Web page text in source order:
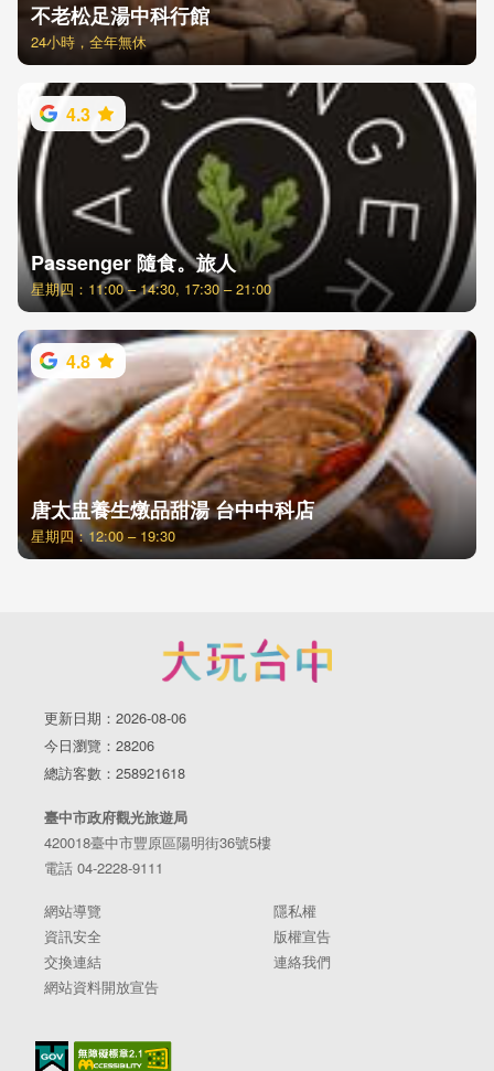
不老松足湯中科行館
24小時，全年無休
4.3
Passenger 隨食。旅人
星期四：11:00 – 14:30, 17:30 – 21:00
4.8
唐太盅養生燉品甜湯 台中中科店
星期四：12:00 – 19:30
更新日期：2026-08-06
今日瀏覽：28206
總訪客數：258921618
臺中市政府觀光旅遊局
420018臺中市豐原區陽明街36號5樓
電話 04-2228-9111
網站導覽
隱私權
資訊安全
版權宣告
交換連結
連絡我們
網站資料開放宣告